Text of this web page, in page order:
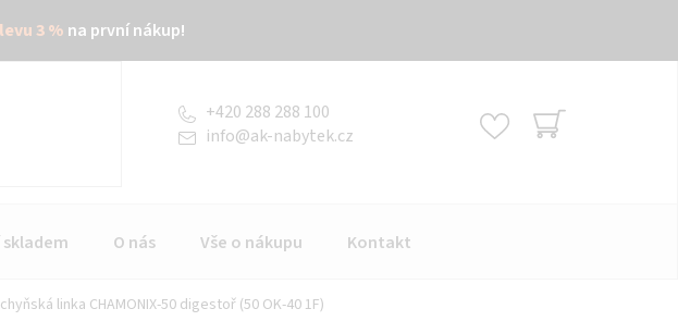
3 % na první nákup!
info@ak-nabytek.cz
+420 288 288 100
O nás Vše o nákupu Kontakt
linka CHAMONIX-50 digestoř (50 OK-40 1F)